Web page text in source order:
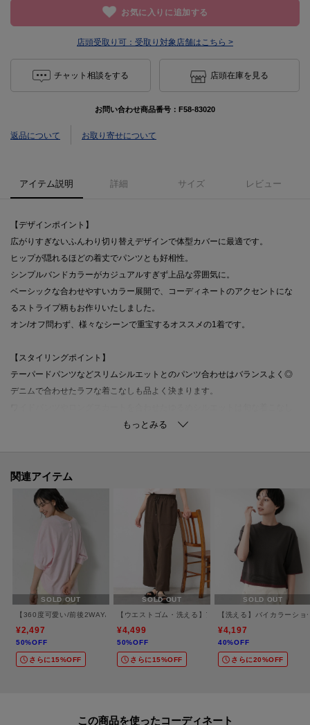
お気に入りに追加する
店頭受取り可： 受取り対象店舗はこちら >
チャット相談をする 店頭在庫を見る
お問い合わせ商品番号： F58-83020
返品について お取り寄せについて
アイテム説明 詳細 サイズ レビュー
【デザインポイント】
広がりすぎないふんわり切り替えデザインで体型カバーに最適です。
ヒップが隠れるほどの着丈でパンツとも好相性。
シンプルバンドカラーがカジュアルすぎず上品な雰囲気に。
ベーシックな合わせやすいカラー展開で、コーディネートのアクセントにな
るストライプ柄もお作りいたしました。
オン/オフ問わず、様々なシーンで重宝するオススメの1着です。
【スタイリングポイント】
テーパードパンツなどスリムシルエットとのパンツ合わせはバランスよく◎
デニムで合わせたラフな着こなしも品よく決まります。
【素材ポイント】
通気性に富んで、夏～秋にかけて快適な着心地。
※照明の関係により、実際よりも色味が違って見える場合があります。ま
た、パソコン・スマートフォンなどの環境により、若干製品と画像のカラー
が異なる場合もございます。
関連アイテム
SOLD OUT
【360度可愛い/前後2WAY/洗える】ライトコットンヘンリーカットソー
¥2,497
50%OFF
さらに15%OFF
SOLD OUT
【ウエストゴム・洗える】アウトポケットワイドパンツ
¥4,499
50%OFF
さらに15%OFF
SOLD OUT
【洗える】バイカラーショ
¥4,197
40%OFF
さらに20%OFF
この商品を使った